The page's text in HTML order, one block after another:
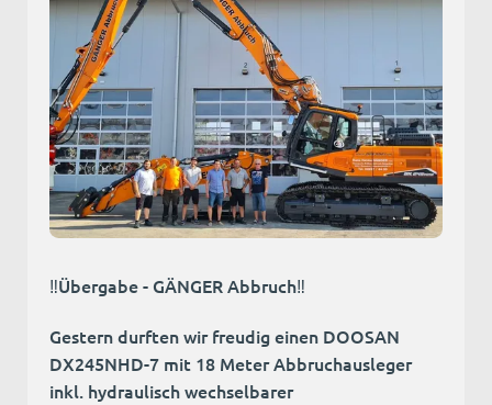
‼️Übergabe - GÄNGER Abbruch‼️
Gestern durften wir freudig einen DOOSAN
DX245NHD-7 mit 18 Meter Abbruchausleger
inkl. hydraulisch wechselbarer